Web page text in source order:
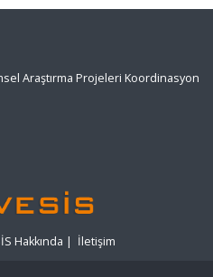
Araştırma Projeleri Koordinasyon
Hakkında | İletişim